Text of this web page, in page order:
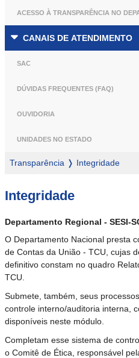
ACESSO À TRANSPARÊNCIA NO
CANAIS DE ATENDIMENTO
SAC
DÚVIDAS FREQUENTES (FAQ)
OUVIDORIA
UNIDADES NO ESTADO
de
navegação
Transparência Integridade
Integridade
Departamento Regional - SESI-
O Departamento Nacional presta
de Contas da União - TCU, cujas
definitivo constam no quadro
TCU.
Submete, também, seus
controle interno/auditoria interna,
disponíveis neste módulo.
Completam esse sistema de
o Comitê de Ética, responsável